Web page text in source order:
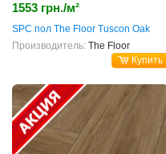
1553 грн./м²
SPC пол The Floor Tuscon Oak
Производитель: The Floor
Купить